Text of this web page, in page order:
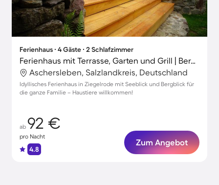
Ferienhaus ∙ 4 Gäste ∙ 2 Schlafzimmer
Ferienhaus mit Terrasse, Garten und Grill | Bergblick
Aschersleben, Salzlandkreis, Deutschland
Idyllisches Ferienhaus in Ziegelrode mit Seeblick und Bergblick für
die ganze Familie – Haustiere willkommen!
ab 92 €
pro Nacht
4.8
Zum Angebot